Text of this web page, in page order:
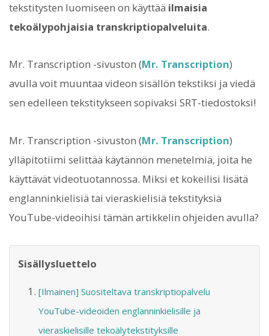
tekstitysten luomiseen on käyttää ilmaisia
tekoälypohjaisia transkriptiopalveluita.
Mr. Transcription -sivuston (Mr. Transcription)
avulla voit muuntaa videon sisällön tekstiksi ja viedä
sen edelleen tekstitykseen sopivaksi SRT-tiedostoksi!
Mr. Transcription -sivuston (Mr. Transcription)
ylläpitotiimi selittää käytännön menetelmiä, joita he
käyttävät videotuotannossa. Miksi et kokeilisi lisätä
englanninkielisiä tai vieraskielisiä tekstityksiä
YouTube-videoihisi tämän artikkelin ohjeiden avulla?
Sisällysluettelo
[Ilmainen] Suositeltava transkriptiopalvelu
YouTube-videoiden englanninkielisille ja
vieraskielisille tekoälytekstityksille